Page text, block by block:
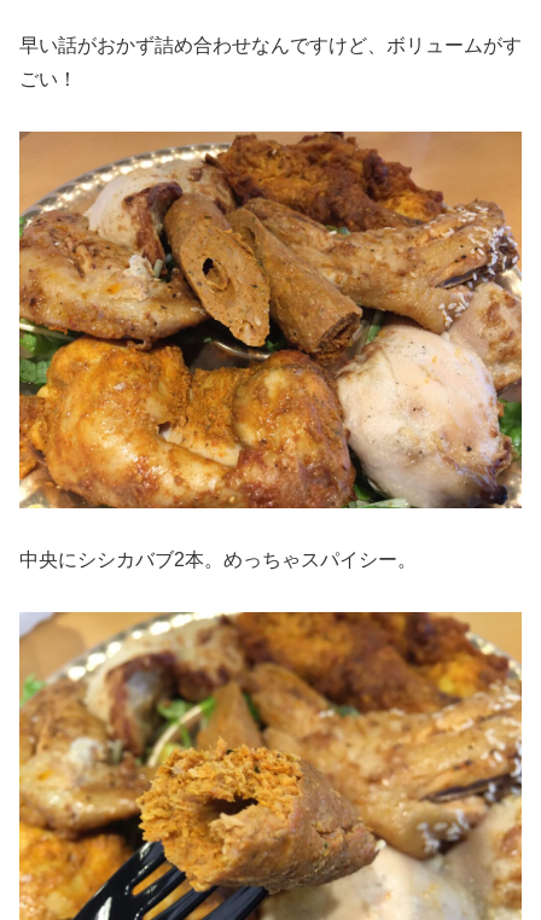
早い話がおかず詰め合わせなんですけど、ボリュームがす
ごい！
中央にシシカバブ2本。めっちゃスパイシー。